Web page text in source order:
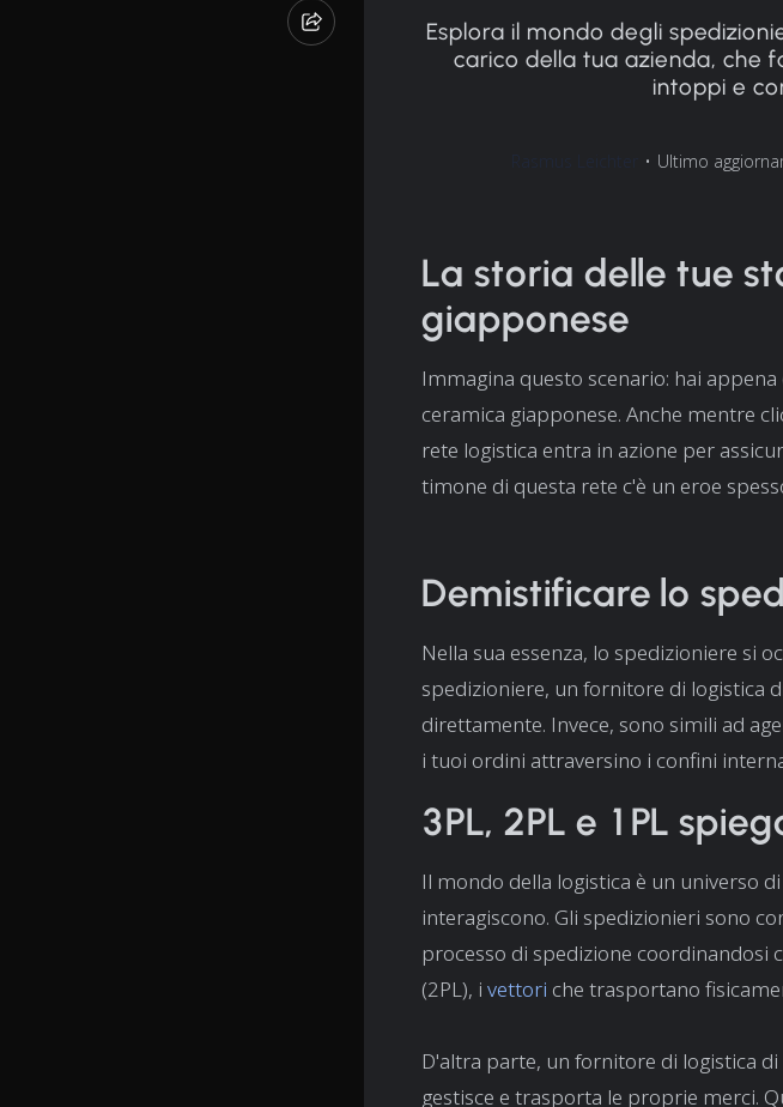
Esplora il mondo degli
carico della tua azienda, che
intoppi e
• Ultimo
La storia delle tue
giapponese
Immagina questo scenario: hai
ceramica giapponese. Anche mentre
rete logistica entra in azione per
timone di questa rete c'è un eroe
Demistificare lo
Nella sua essenza, lo spedizioniere si
spedizioniere, un fornitore di logistica
direttamente. Invece, sono simili ad
i tuoi ordini attraversino i confini
3PL, 2PL e 1PL
Il mondo della logistica è un universo
interagiscono. Gli spedizionieri sono
processo di spedizione coordinandosi
(2PL), i vettori che trasportano
D'altra parte, un fornitore di logistica
gestisce e trasporta le proprie merci.